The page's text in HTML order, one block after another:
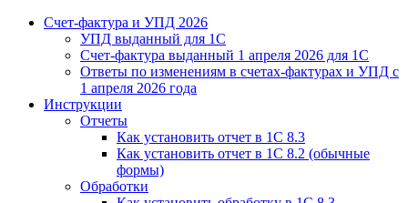
Счет-фактура и УПД 2026
УПД выданный для 1C
Счет-фактура выданный 1 апреля 2026 для 1C
Ответы по изменениям в счетах-фактурах и УПД с
1 апреля 2026 года
Инструкции
Отчеты
Как установить отчет в 1С 8.3
Как установить отчет в 1С 8.2 (обычные
формы)
Обработки